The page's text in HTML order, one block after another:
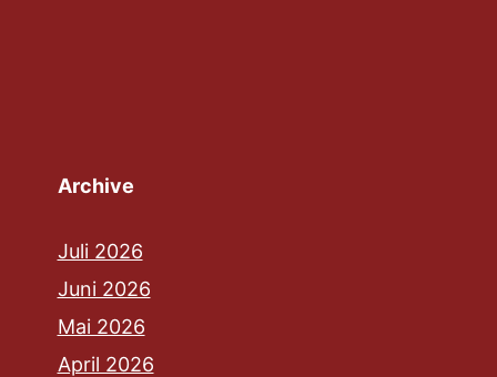
Archive
Juli 2026
Juni 2026
Mai 2026
April 2026